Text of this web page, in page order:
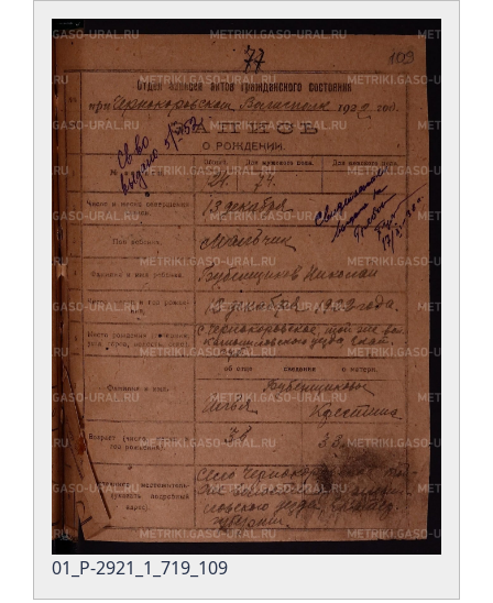
01_Р-2921_1_719_109